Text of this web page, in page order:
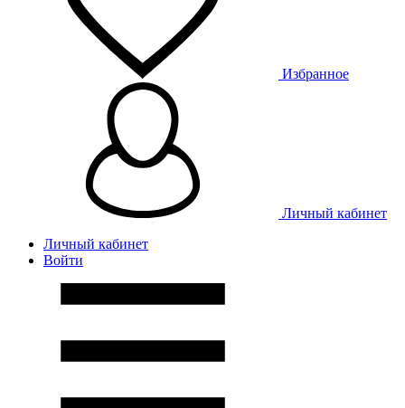
Избранное
Личный кабинет
Личный кабинет
Войти